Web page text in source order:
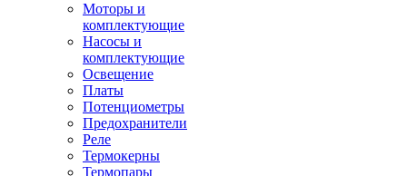
Моторы и
комплектующие
Насосы и
комплектующие
Освещение
Платы
Потенциометры
Предохранители
Реле
Термокерны
Термопары